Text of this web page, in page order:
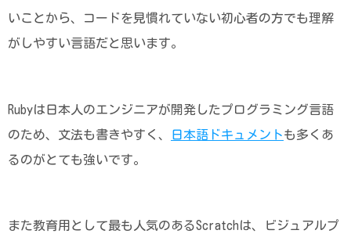
いことから、コードを見慣れていない初心者の方でも理解
がしやすい言語だと思います。
Rubyは日本人のエンジニアが開発したプログラミング言語
のため、文法も書きやすく、
日本語ドキュメントも多くあ
るのがとても強いです。
また教育用として最も人気のあるScratchは、ビジュアルプ